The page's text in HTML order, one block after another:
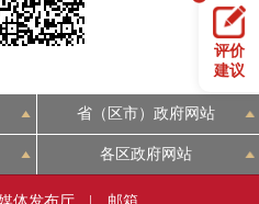
我要咨询 我要建议
访谈 图说互动
评价
建议
省（区市）政府网站
各区政府网站